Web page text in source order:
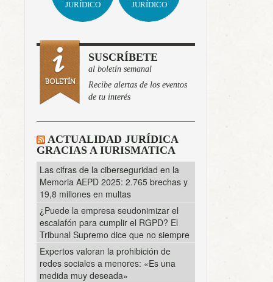
JURÍDICO
JURÍDICO
SUSCRÍBETE
al boletín semanal
Recibe alertas de los eventos
de tu interés
ACTUALIDAD JURÍDICA
GRACIAS A IURISMATICA
Las cifras de la ciberseguridad en la
Memoria AEPD 2025: 2.765 brechas y
19,8 millones en multas
¿Puede la empresa seudonimizar el
escalafón para cumplir el RGPD? El
Tribunal Supremo dice que no siempre
Expertos valoran la prohibición de
redes sociales a menores: «Es una
medida muy deseada»